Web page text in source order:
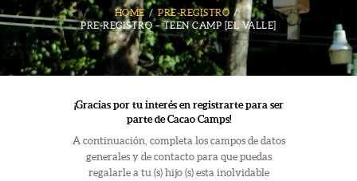
HOME
PRE-REGISTRO
PRE-REGISTRO – TEEN CAMP [EL VALLE]
GALERÍA
NOTICIAS
CONTACTO
¡Gracias por tu interés en registrarte para ser
parte deCacao Camps!
A continuación, completa los campos de datos
generales y de contacto para que puedas
regalarle a tu (s) hijo (s) esta inolvidable